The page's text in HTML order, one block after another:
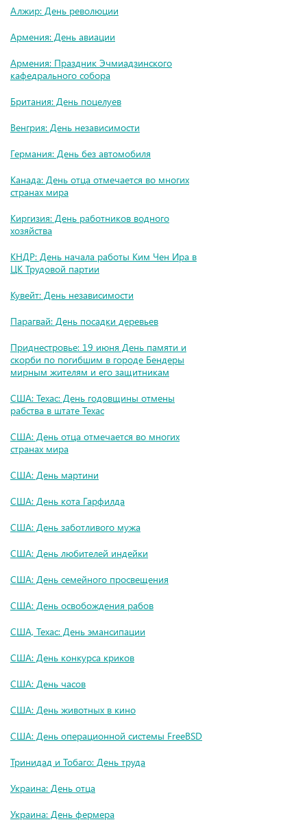
Алжир: День революции
Армения: День авиации
Армения: Праздник Эчмиадзинского
кафедрального собора
Британия: День поцелуев
Венгрия: День независимости
Германия: День без автомобиля
Канада: День отца отмечается во многих
странах мира
Киргизия: День работников водного
хозяйства
КНДР: День начала работы Ким Чен Ира в
ЦК Трудовой партии
Кувейт: День независимости
Парагвай: День посадки деревьев
Приднестровье: 19 июня День памяти и
скорби по погибшим в городе Бендеры
мирным жителям и его защитникам
США: Техас: День годовщины отмены
рабства в штате Техас
США: День отца отмечается во многих
странах мира
США: День мартини
США: День кота Гарфилда
США: День заботливого мужа
США: День любителей индейки
США: День семейного просвещения
США: День освобождения рабов
США, Техас: День эмансипации
США: День конкурса криков
США: День часов
США: День животных в кино
США: День операционной системы FreeBSD
Тринидад и Тобаго: День труда
Украина: День отца
Украина: День фермера